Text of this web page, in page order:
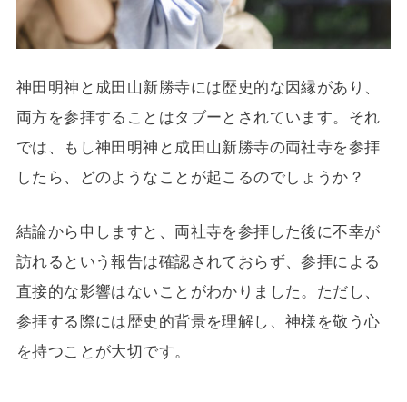
神田明神と成田山新勝寺には歴史的な因縁があり、
両方を参拝することはタブーとされています。それ
では、もし神田明神と成田山新勝寺の両社寺を参拝
したら、どのようなことが起こるのでしょうか？
結論から申しますと、両社寺を参拝した後に不幸が
訪れるという報告は確認されておらず、参拝による
直接的な影響はないことがわかりました。ただし、
参拝する際には歴史的背景を理解し、神様を敬う心
を持つことが大切です。